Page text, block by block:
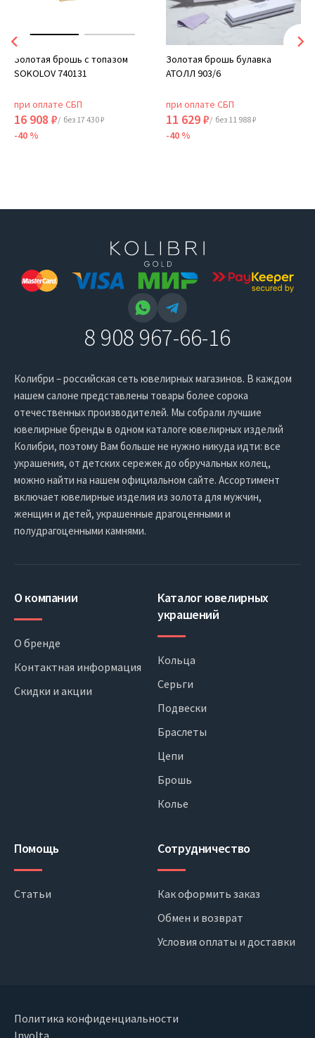
Золотая брошь с топазом
SOKOLOV 740131
при оплате СБП
16 908 ₽/ без 17 430 ₽
-40 %
Золотая брошь булавка
АТОЛЛ 903/6
при оплате СБП
11 629 ₽/ без 11 988 ₽
-40 %
8 908 967-66-16
Колибри – российская сеть ювелирных магазинов. В каждом
нашем салоне представлены товары более сорока
отечественных производителей. Мы собрали лучшие
ювелирные бренды в одном каталоге ювелирных изделий
Колибри, поэтому Вам больше не нужно никуда идти: все
украшения, от детских сережек до обручальных колец,
можно найти на нашем официальном сайте. Ассортимент
включает ювелирные изделия из золота для мужчин,
женщин и детей, украшенные драгоценными и
полудрагоценными камнями.
О компании
О бренде
Контактная информация
Скидки и акции
Каталог ювелирных
украшений
Кольца
Серьги
Подвески
Браслеты
Цепи
Брошь
Колье
Помощь
Статьи
Сотрудничество
Как оформить заказ
Обмен и возврат
Условия оплаты и доставки
Политика конфиденциальности